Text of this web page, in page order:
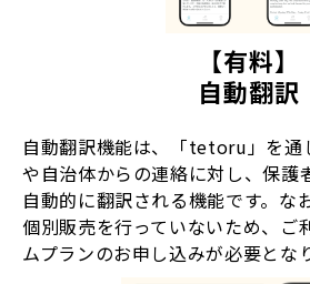
【有料】
自動翻訳
自動翻訳機能は、「tetoru」を通
や自治体からの連絡に対し、保護
自動的に翻訳される機能です。な
個別販売を行っていないため、ご
ムプランのお申し込みが必要とな